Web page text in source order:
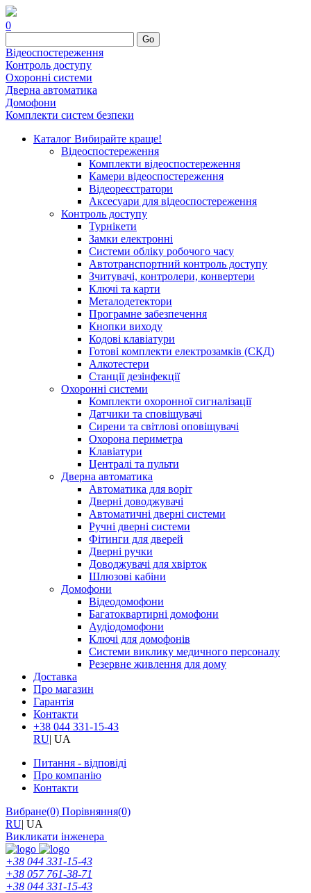
0
Go
Відеоспостереження
Контроль доступу
Охоронні системи
Дверна автоматика
Домофони
Комплекти систем безпеки
Каталог Вибирайте краще!
Відеоспостереження
Комплекти відеоспостереження
Камери відеоспостереження
Відеореєстратори
Аксесуари для відеоспостереження
Контроль доступу
Турнікети
Замки електронні
Системи обліку робочого часу
Автотранспортний контроль доступу
Зчитувачі, контролери, конвертери
Ключі та карти
Металодетектори
Програмне забезпечення
Кнопки виходу
Кодові клавіатури
Готові комплекти електрозамків (СКД)
Алкотестери
Станції дезінфекції
Охоронні системи
Комплекти охоронної сигналізації
Датчики та сповіщувачі
Сирени та світлові оповіщувачі
Охорона периметра
Клавіатури
Централі та пульти
Дверна автоматика
Автоматика для воріт
Дверні доводжувачі
Автоматичні дверні системи
Ручні дверні системи
Фітинги для дверей
Дверні ручки
Доводжувачі для хвірток
Шлюзові кабіни
Домофони
Відеодомофони
Багатоквартирні домофони
Аудіодомофони
Ключі для домофонів
Системи виклику медичного персоналу
Резервне живлення для дому
Доставка
Про магазин
Гарантія
Контакти
+38 044 331-15-43
RU| UA
Питання - відповіді
Про компанію
Контакти
Вибране(0) Порівняння(0)
RU| UA
Викликати інженера
+38 044 331-15-43
+38 057 761-38-71
+38 044 331-15-43